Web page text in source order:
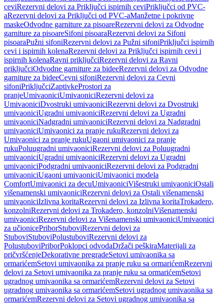
ceviRezervni delovi za Priključci ispirnih ceviPriključci od PVC-
aRezervni delovi za Priključci od PVC-aManžetne i pokrivne
maskeOdvodne garniture za pisoareRezervni delovi za Odvodne
garniture za pisoareSifoni pisoaraRezervni delovi za Sifoni
pisoaraPužni sifoniRezervni delovi za Pužni sifoniPriključci ispirnih
cevi i ispirnih kolenaRezervni delovi za Priključci ispirnih cevi i
ispirnih kolenaRavni priključciRezervni delovi za Ravni
priključciOdvodne garniture za bideeRezervni delovi za Odvodne
garniture za bideeCevni sifoniRezervni delovi za Cevni
sifoniPriključciZaptivkeProstori za
pranjeUmivaoniciUmivaoniciRezervni delovi za
UmivaoniciDvostruki umivaoniciRezervni delovi za Dvostruki
umivaoniciUgradni umivaoniciRezervni delovi za Ugradni
umivaoniciNadgradni umivaoniciRezervni delovi za Nadgradni
umivaoniciUmivaonici za pranje rukuRezervni delovi za
Umivaonici za pranje rukuUgaoni umivaonici za pranje
rukuPoluugradni umivaoniciRezervni delovi za Poluugradni
umivaoniciUgradni umivaoniciRezervni delovi za Ugradni
umivaoniciPodgradni umivaoniciRezervni delovi za Podgradni
umivaoniciUgaoni umivaoniciUmivaonici modela
ComfortUmivaonici za decuUmivaoniciVišestruki umivaoniciOstali
višenamenski umivaoniciRezervni delovi za Ostali višenamenski
umivaoniciIzlivna koritaRezervni delovi za Izlivna koritaTrokadero,
konzolniRezervni delovi za Trokadero, konzolniVišenamenski
umivaoniciRezervni delovi za Višenamenski umivaoniciUmivaonici
za učionicePriborStuboviRezervni delovi za
StuboviStuboviPolustuboviRezervni delovi za
PolustuboviPriborPoklopci odvodaDržači peškiraMaterijali za
pričvršćenjeDekorativne pregradeSetovi umivaonika sa
ormarićemSetovi umivaonika za pranje ruku sa ormarićemRezervni
delovi za Setovi umivaonika za pranje ruku sa ormarićemSetovi
ugradnog umivaonika sa ormarićemRezervni delovi za Setovi
ugradnog umivaonika sa ormarićemSetovi ugradnog umivaonika sa
ormarićemRezervni delovi za Setovi ugradnog umivaonika sa